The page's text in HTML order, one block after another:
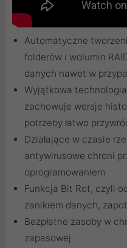
Automatyczne
folderów i wolumin
danych nawet w
Wyjątkowa
zachowuje wersje
potrzeby łatwo
Działające w czasie
antywirusowe chroni
oprogramowaniem
Funkcja Bit Rot, czyli
zanikiem danych,
Bezpłatne zasoby w
zapasowej